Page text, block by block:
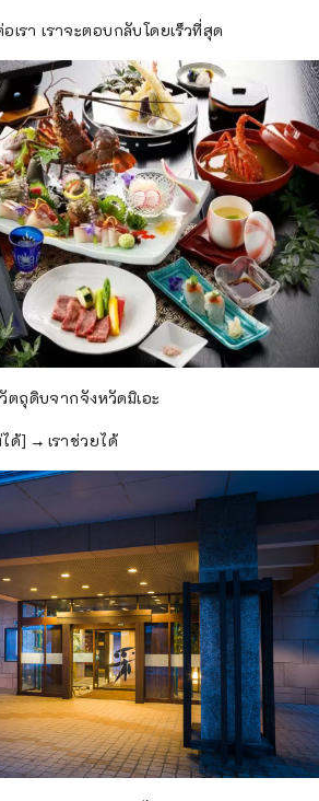
เรา เราจะตอบกลับโดยเร็วที่สุด
ตถุดิบจากจังหวัดมิเอะ
ด้] → เราช่วยได้